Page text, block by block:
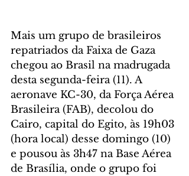
Mais um grupo de brasileiros
repatriados da Faixa de Gaza
chegou ao Brasil na madrugada
desta segunda-feira (11). A
aeronave KC-30, da Força Aérea
Brasileira (FAB), decolou do
Cairo, capital do Egito, às 19h03
(hora local) desse domingo (10)
e pousou às 3h47 na Base Aérea
de Brasília, onde o grupo foi